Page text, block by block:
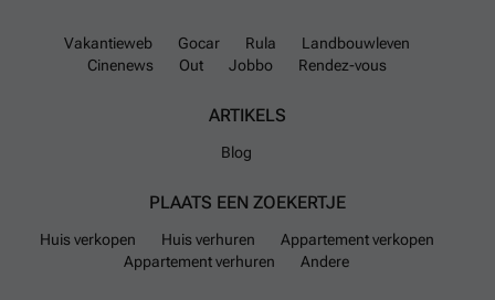
Vakantieweb Gocar Rula
Landbouwleven
Cinenews
Out Jobbo Rendez-vous
ARTIKELS
Blog
PLAATS EEN ZOEKERTJE
Huis verkopen Huis verhuren
Appartement verkopen
Appartement verhuren
Andere